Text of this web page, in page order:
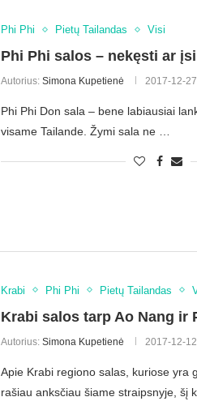
Phi Phi Pietų Tailandas Visi
Phi Phi salos – nekęsti ar
Autorius: Simona Kupetienė 2017-12-27
Phi Phi Don sala – bene labiausiai
visame Tailande. Žymi sala ne …
Krabi Phi Phi Pietų Tailandas
Krabi salos tarp Ao Nang ir
Autorius: Simona Kupetienė 2017-12-12
Apie Krabi regiono salas, kuriose yra
rašiau anksčiau šiame straipsnyje, šį